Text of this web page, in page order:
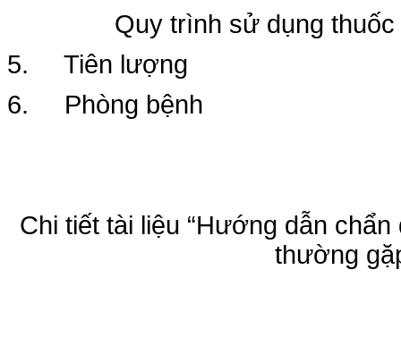
Quy trình sử dụng thuốc
5. Tiên lượng
6. Phòng bệnh
Chi tiết tài liệu “Hướng dẫn
thường